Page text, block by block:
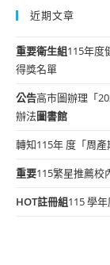
近期文章
重要衛生組115年度
得獎名單
公告高市圖辦理「
辦法圖書館
轉知115年 度「周產
重要115繁星推薦校
HOT註冊組115 學